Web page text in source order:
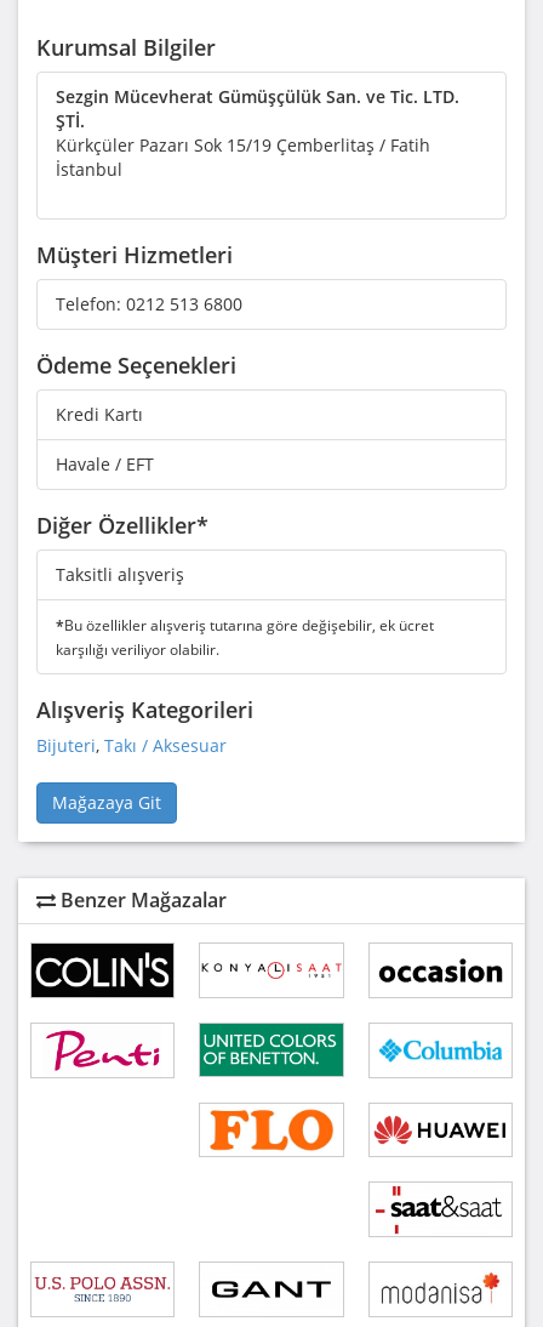
Kurumsal Bilgiler
Sezgin Mücevherat Gümüşçülük San. ve Tic. LTD.
ŞTİ.
Kürkçüler Pazarı Sok 15/19 Çemberlitaş / Fatih
İstanbul
Müşteri Hizmetleri
Telefon: 0212 513 6800
Ödeme Seçenekleri
Kredi Kartı
Havale / EFT
Diğer Özellikler*
Taksitli alışveriş
*Bu özellikler alışveriş tutarına göre değişebilir, ek ücret
karşılığı veriliyor olabilir.
Alışveriş Kategorileri
Bijuteri, Takı / Aksesuar
Mağazaya Git
Benzer Mağazalar